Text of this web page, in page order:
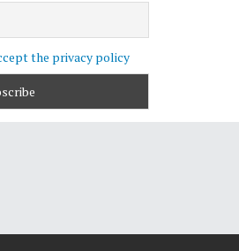
the privacy policy